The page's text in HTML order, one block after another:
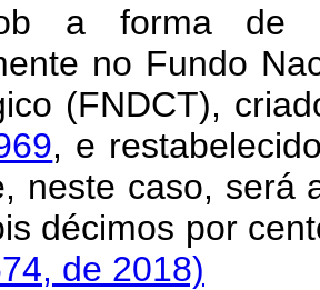
a forma de
no Fundo
(FNDCT),
, e
neste caso, será
de 2018)